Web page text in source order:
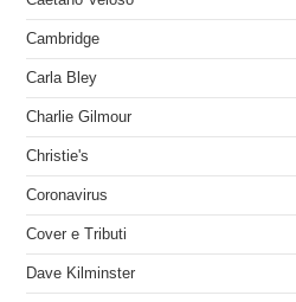
Cambridge
Carla Bley
Charlie Gilmour
Christie's
Coronavirus
Cover e Tributi
Dave Kilminster